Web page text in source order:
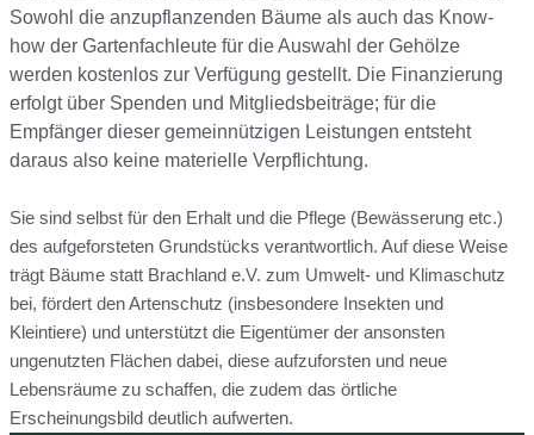
Sowohl die anzupflanzenden Bäume als auch das Know-
how der Gartenfachleute für die Auswahl der Gehölze
werden kostenlos zur Verfügung gestellt. Die Finanzierung
erfolgt über Spenden und Mitgliedsbeiträge; für die
Empfänger dieser gemeinnützigen Leistungen entsteht
daraus also keine materielle Verpflichtung.
Sie sind selbst für den Erhalt und die Pflege (Bewässerung etc.)
des aufgeforsteten Grundstücks verantwortlich. Auf diese Weise
trägt Bäume statt Brachland e.V. zum Umwelt- und Klimaschutz
bei, fördert den Artenschutz (insbesondere Insekten und
Kleintiere) und unterstützt die Eigentümer der ansonsten
ungenutzten Flächen dabei, diese aufzuforsten und neue
Lebensräume zu schaffen, die zudem das örtliche
Erscheinungsbild deutlich aufwerten.